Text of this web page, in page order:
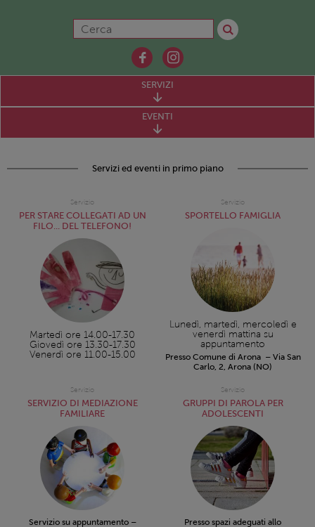
SERVIZI
EVENTI
Servizi ed eventi in primo piano
Servizio
PER STARE COLLEGATI AD UN
FILO... DEL TELEFONO!
Martedì ore 14.00-17.30
Giovedì ore 13.30-17.30
Venerdì ore 11.00-15.00
Servizio
SPORTELLO FAMIGLIA
Lunedì, martedì, mercoledì e
venerdì mattina su
appuntamento
Presso Comune di Arona – Via San
Carlo, 2, Arona (NO)
Servizio
SERVIZIO DI MEDIAZIONE
FAMILIARE
Servizio su appuntamento –
Servizio
GRUPPI DI PAROLA PER
ADOLESCENTI
Presso spazi adeguati allo